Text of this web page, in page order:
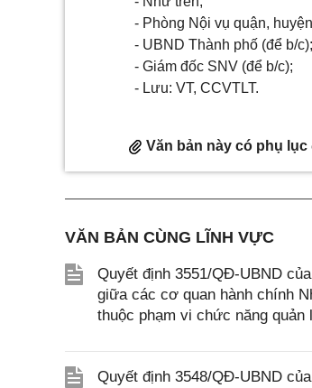
- Phòng Nội vụ quận,
- UBND Thành phố (để b/c);
- Giám đốc SNV (để b/c);
- Lưu: VT, CCVTLT.
Văn bản này có phụ lục
VĂN BẢN CÙNG LĨNH VỰC
Quyết định 3551/QĐ-UBND
giữa các cơ quan hành chính
thuộc phạm vi chức năng quản
Quyết định 3548/QĐ-UBND